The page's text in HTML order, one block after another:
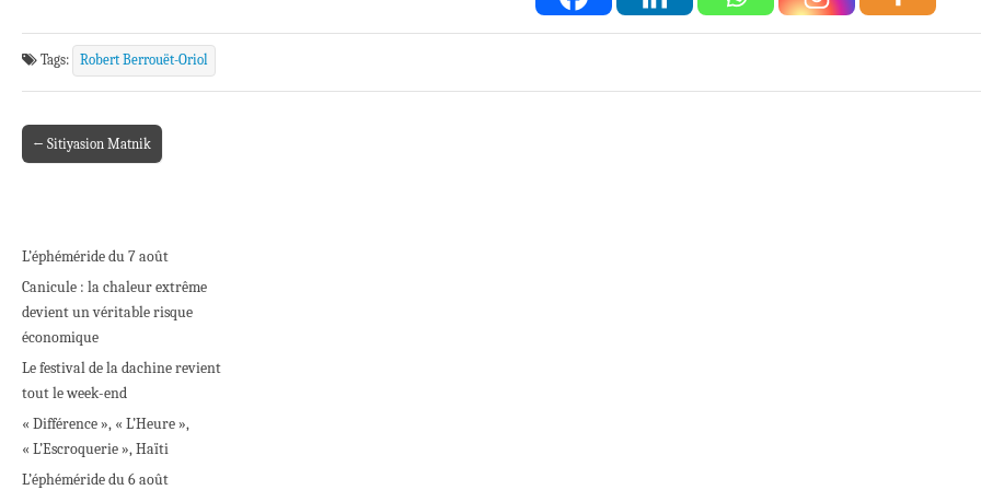
Tags: Robert Berrouët-Oriol
Post navigation
← Sitiyasion Matnik
L’éphéméride du 7 août
Canicule : la chaleur extrême
devient un véritable risque
économique
Le festival de la dachine revient
tout le week-end
« Différence », « L’Heure »,
« L’Escroquerie », Haïti
L’éphéméride du 6 août